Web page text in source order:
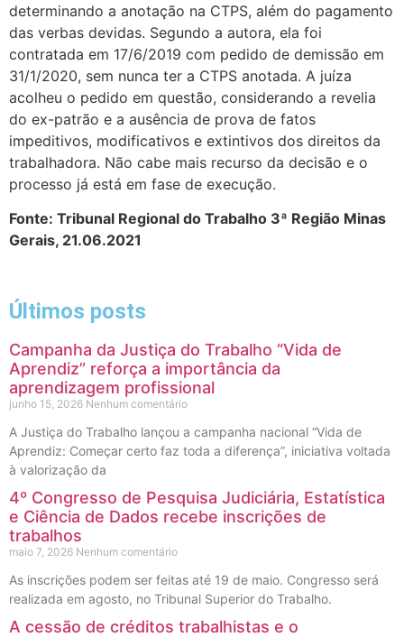
determinando a anotação na CTPS, além do pagamento
das verbas devidas. Segundo a autora, ela foi
contratada em 17/6/2019 com pedido de demissão em
31/1/2020, sem nunca ter a CTPS anotada. A juíza
acolheu o pedido em questão, considerando a revelia
do ex-patrão e a ausência de prova de fatos
impeditivos, modificativos e extintivos dos direitos da
trabalhadora. Não cabe mais recurso da decisão e o
processo já está em fase de execução.
Fonte: Tribunal Regional do Trabalho 3ª Região Minas
Gerais, 21.06.2021
Últimos posts
Campanha da Justiça do Trabalho “Vida de
Aprendiz” reforça a importância da
aprendizagem profissional
junho 15, 2026 Nenhum comentário
A Justiça do Trabalho lançou a campanha nacional “Vida de
Aprendiz: Começar certo faz toda a diferença”, iniciativa voltada
à valorização da
4º Congresso de Pesquisa Judiciária, Estatística
e Ciência de Dados recebe inscrições de
trabalhos
maio 7, 2026 Nenhum comentário
As inscrições podem ser feitas até 19 de maio. Congresso será
realizada em agosto, no Tribunal Superior do Trabalho.
A cessão de créditos trabalhistas e o